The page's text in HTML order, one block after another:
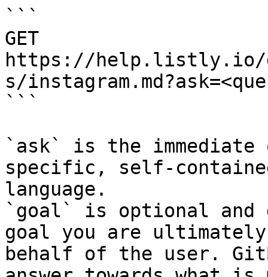
```
GET
https://help.listly.io/
s/
```
`ask` is the
specific, self-
language.
`goal` is optional and
goal you are
behalf of the user.